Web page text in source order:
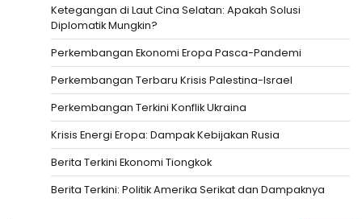
Ketegangan di Laut Cina Selatan: Apakah Solusi
Diplomatik Mungkin?
Perkembangan Ekonomi Eropa Pasca-Pandemi
Perkembangan Terbaru Krisis Palestina-Israel
Perkembangan Terkini Konflik Ukraina
Krisis Energi Eropa: Dampak Kebijakan Rusia
Berita Terkini Ekonomi Tiongkok
Berita Terkini: Politik Amerika Serikat dan Dampaknya